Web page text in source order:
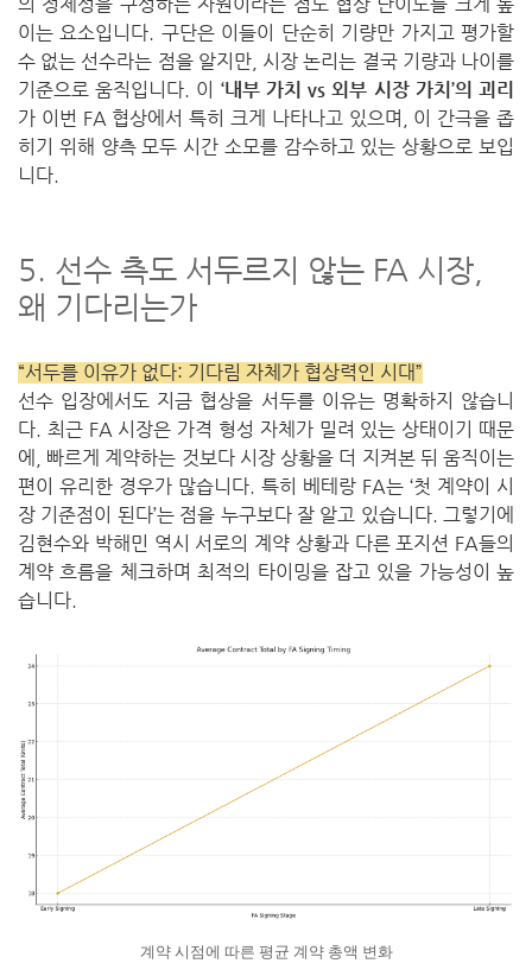
의 정체성을 구성하는 자원이라는 점도 협상 난이도를 크게 높
이는 요소입니다. 구단은 이들이 단순히 기량만 가지고 평가할
수 없는 선수라는 점을 알지만, 시장 논리는 결국 기량과 나이를
기준으로 움직입니다. 이 ‘내부 가치 vs 외부 시장 가치’의 괴리
가 이번 FA 협상에서 특히 크게 나타나고 있으며, 이 간극을 좁
히기 위해 양측 모두 시간 소모를 감수하고 있는 상황으로 보입
니다.
5. 선수 측도 서두르지 않는 FA 시장,
왜 기다리는가
“서두를 이유가 없다: 기다림 자체가 협상력인 시대”
선수 입장에서도 지금 협상을 서두를 이유는 명확하지 않습니
다. 최근 FA 시장은 가격 형성 자체가 밀려 있는 상태이기 때문
에, 빠르게 계약하는 것보다 시장 상황을 더 지켜본 뒤 움직이는
편이 유리한 경우가 많습니다. 특히 베테랑 FA는 ‘첫 계약이 시
장 기준점이 된다’는 점을 누구보다 잘 알고 있습니다. 그렇기에
김현수와 박해민 역시 서로의 계약 상황과 다른 포지션 FA들의
계약 흐름을 체크하며 최적의 타이밍을 잡고 있을 가능성이 높
습니다.
계약 시점에 따른 평균 계약 총액 변화